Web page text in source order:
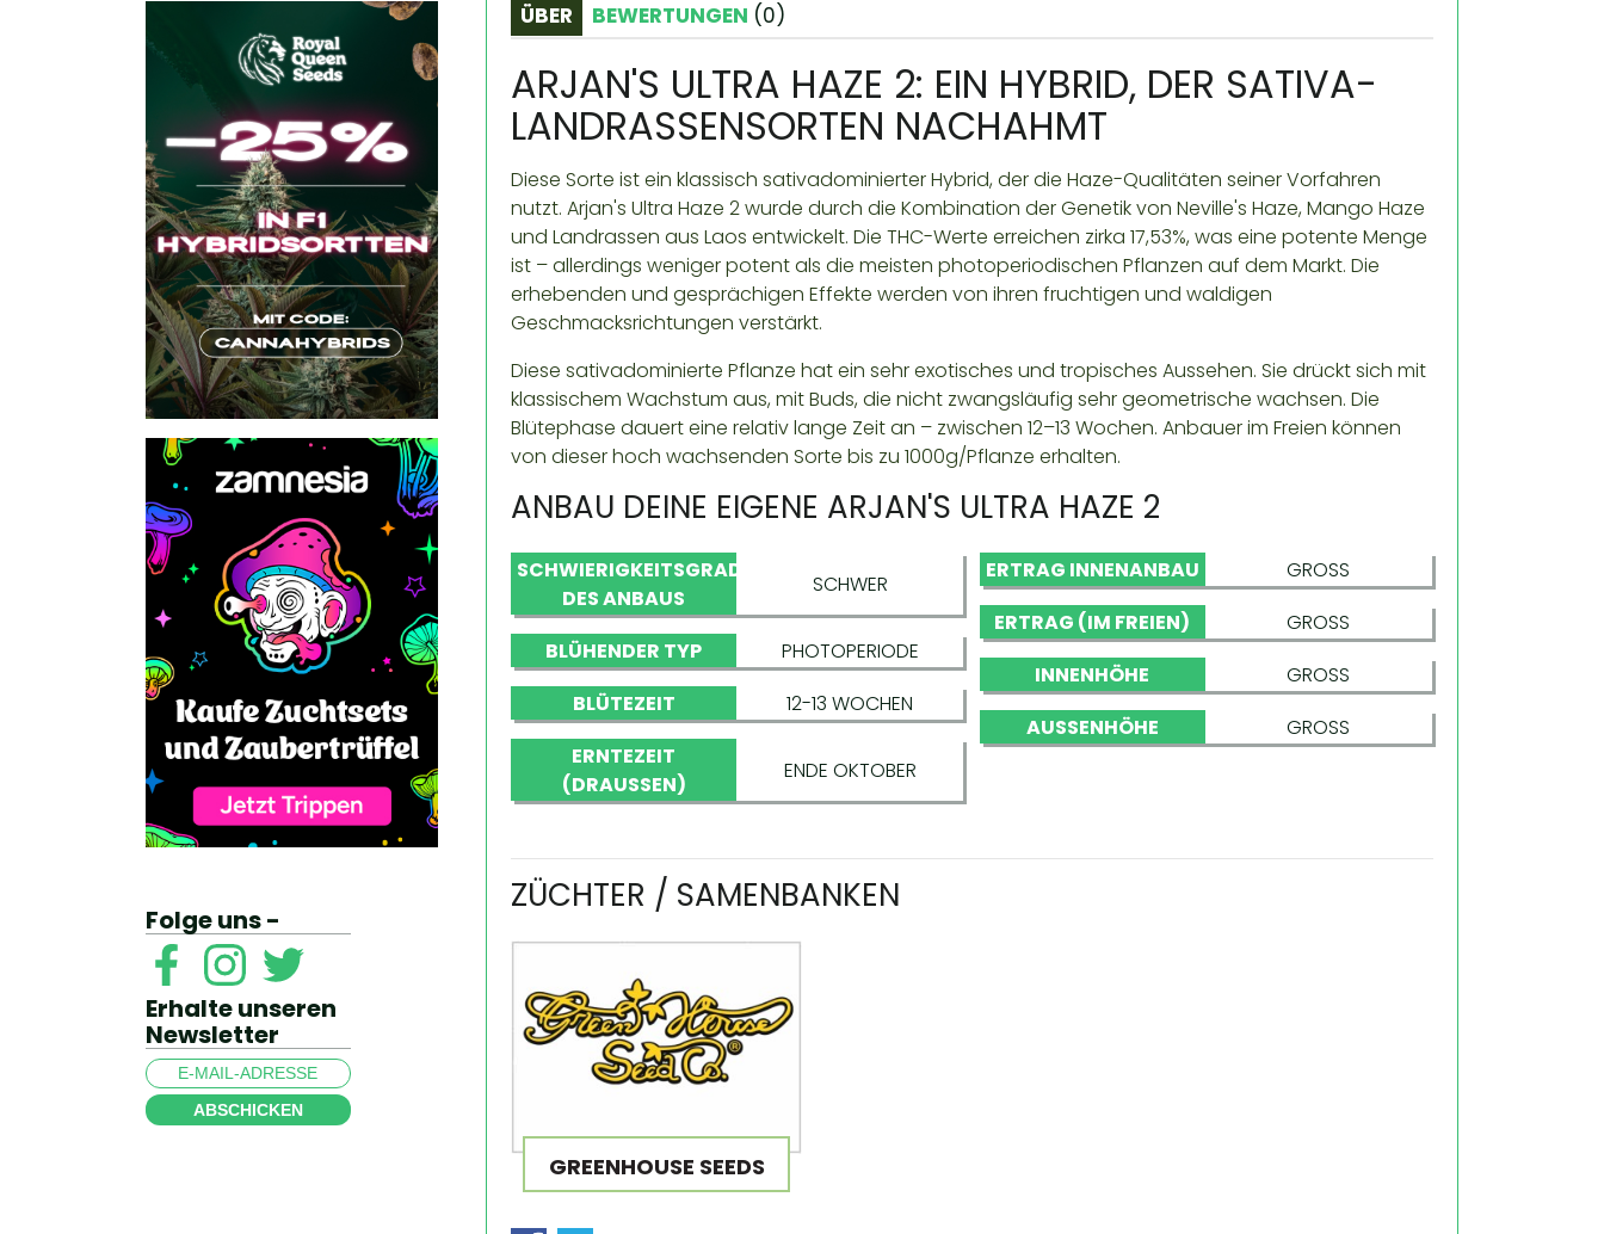
Folge uns -
Erhalte unseren
Newsletter
ABSCHICKEN
ÜBER BEWERTUNGEN (0)
ARJAN'S ULTRA HAZE 2: EIN HYBRID, DER SATIVA-
LANDRASSENSORTEN NACHAHMT
Diese Sorte ist ein klassisch sativadominierter Hybrid, der die Haze-Qualitäten seiner Vorfahren
nutzt. Arjan's Ultra Haze 2 wurde durch die Kombination der Genetik von Neville's Haze, Mango Haze
und Landrassen aus Laos entwickelt. Die THC-Werte erreichen zirka 17,53%, was eine potente Menge
ist – allerdings weniger potent als die meisten photoperiodischen Pflanzen auf dem Markt. Die
erhebenden und gesprächigen Effekte werden von ihren fruchtigen und waldigen
Geschmacksrichtungen verstärkt.
Diese sativadominierte Pflanze hat ein sehr exotisches und tropisches Aussehen. Sie drückt sich mit
klassischem Wachstum aus, mit Buds, die nicht zwangsläufig sehr geometrische wachsen. Die
Blütephase dauert eine relativ lange Zeit an – zwischen 12–13 Wochen. Anbauer im Freien können
von dieser hoch wachsenden Sorte bis zu 1000g/Pflanze erhalten.
ANBAU DEINE EIGENE ARJAN'S ULTRA HAZE 2
SCHWIERIGKEITSGRAD
DES ANBAUS
SCHWER
BLÜHENDER TYP
PHOTOPERIODE
BLÜTEZEIT
12-13 WOCHEN
ERNTEZEIT
(DRAUSSEN)
ENDE OKTOBER
ERTRAG INNENANBAU
GROSS
ERTRAG (IM FREIEN)
GROSS
INNENHÖHE
GROSS
AUSSENHÖHE
GROSS
ZÜCHTER / SAMENBANKEN
GREENHOUSE SEEDS